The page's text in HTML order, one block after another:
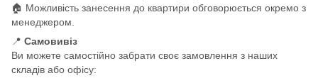
🏠 Можливість занесення до квартири обговорюється окремо з
менеджером.
📍 Самовивіз
Ви можете самостійно забрати своє замовлення з наших
складів або офісу: